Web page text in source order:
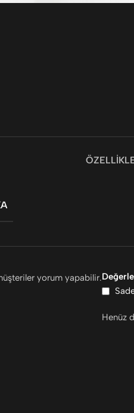
Henüz
yorum yapabilir.